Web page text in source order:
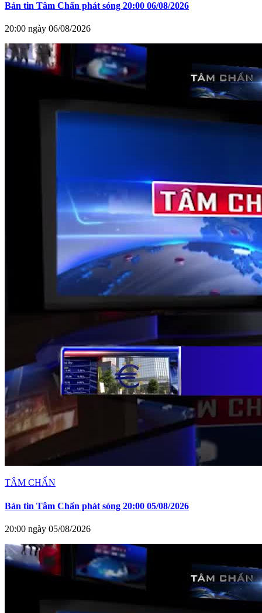
Bản tin Tâm Chấn phát sóng 20:00 06/08/2026
20:00 ngày 06/08/2026
TÂM CHẤN
Bản tin Tâm Chấn phát sóng 20:00 05/08/2026
20:00 ngày 05/08/2026